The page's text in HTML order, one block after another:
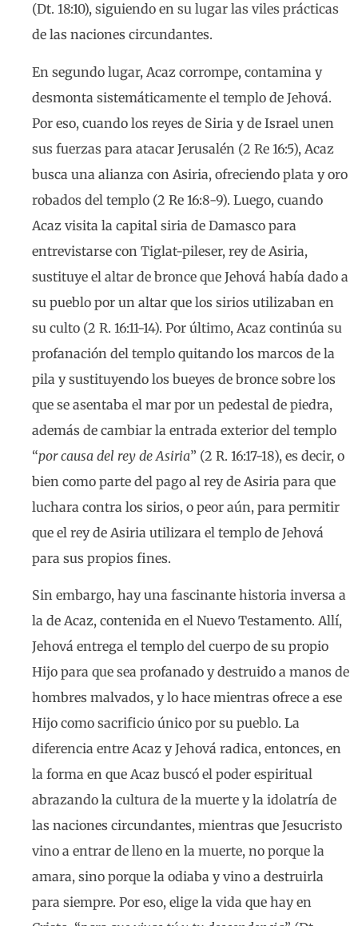
(Dt. 18:10), siguiendo en su lugar las viles prácticas
de las naciones circundantes.
En segundo lugar, Acaz corrompe, contamina y
desmonta sistemáticamente el templo de Jehová.
Por eso, cuando los reyes de Siria y de Israel unen
sus fuerzas para atacar Jerusalén (2 Re 16:5), Acaz
busca una alianza con Asiria, ofreciendo plata y oro
robados del templo (2 Re 16:8-9). Luego, cuando
Acaz visita la capital siria de Damasco para
entrevistarse con Tiglat-pileser, rey de Asiria,
sustituye el altar de bronce que Jehová había dado a
su pueblo por un altar que los sirios utilizaban en
su culto (2 R. 16:11-14). Por último, Acaz continúa su
profanación del templo quitando los marcos de la
pila y sustituyendo los bueyes de bronce sobre los
que se asentaba el mar por un pedestal de piedra,
además de cambiar la entrada exterior del templo
“por causa del rey de Asiria” (2 R. 16:17-18), es decir, o
bien como parte del pago al rey de Asiria para que
luchara contra los sirios, o peor aún, para permitir
que el rey de Asiria utilizara el templo de Jehová
para sus propios fines.
Sin embargo, hay una fascinante historia inversa a
la de Acaz, contenida en el Nuevo Testamento. Allí,
Jehová entrega el templo del cuerpo de su propio
Hijo para que sea profanado y destruido a manos de
hombres malvados, y lo hace mientras ofrece a ese
Hijo como sacrificio único por su pueblo. La
diferencia entre Acaz y Jehová radica, entonces, en
la forma en que Acaz buscó el poder espiritual
abrazando la cultura de la muerte y la idolatría de
las naciones circundantes, mientras que Jesucristo
vino a entrar de lleno en la muerte, no porque la
amara, sino porque la odiaba y vino a destruirla
para siempre. Por eso, elige la vida que hay en